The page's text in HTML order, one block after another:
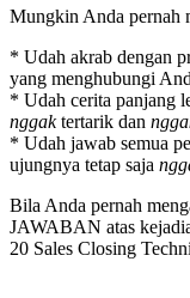
Mungkin Anda pernah
* Udah akrab dengan
yang menghubungi
* Udah cerita panjang
nggaktertarik dan
* Udah jawab semua
ujungnya tetap saja
Bila Anda pernah
JAWABAN atas
20 Sales Closing